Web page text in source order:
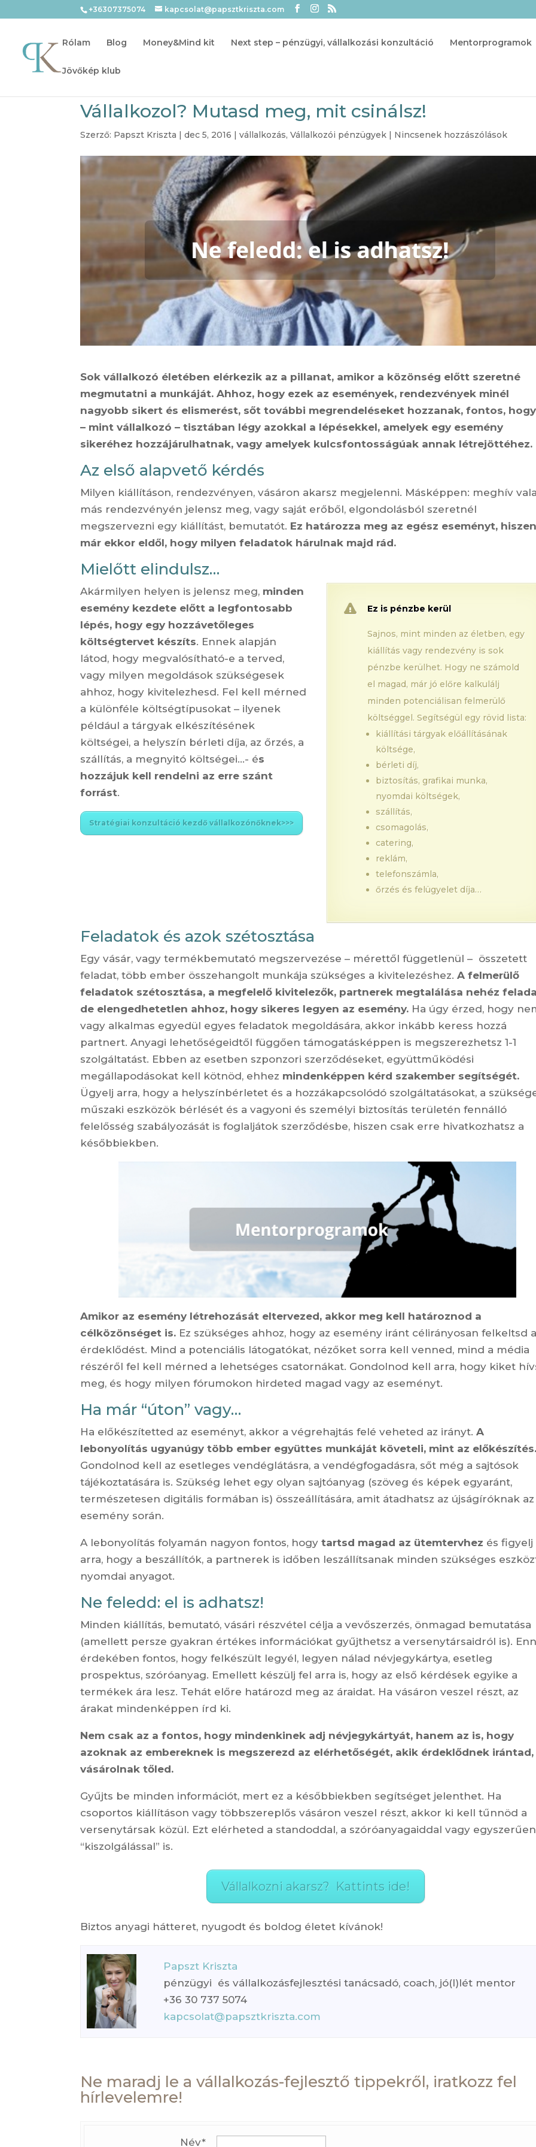
+36307375074 kapcsolat@papsztkriszta.com
Rólam Blog Money&Mind kit Next step – pénzügyi, vállalkozási konzultáció Mentorprogramok
Jövőkép klub
Vállalkozol? Mutasd meg, mit csinálsz!
Szerző: Papszt Kriszta |dec 5, 2016 |vállalkozás,Vállalkozói pénzügyek | Nincsenek hozzászólások
Sok vállalkozó életében elérkezik az a pillanat, amikor a közönség előtt szeretné
megmutatni a munkáját. Ahhoz, hogy ezek az események, rendezvények minél
nagyobb sikert és elismerést, sőt további megrendeléseket hozzanak, fontos,
– mint vállalkozó – tisztában légy azokkal a lépésekkel, amelyek egy esemény
sikeréhez hozzájárulhatnak, vagy amelyek kulcsfontosságúak annak létrejöttéhez.
Az első alapvető kérdés
Milyen kiállításon, rendezvényen, vásáron akarsz megjelenni. Másképpen: meghív
más rendezvényén jelensz meg, vagy saját erőből, elgondolásból szeretnél
megszervezni egy kiállítást, bemutatót. Ez határozza meg az egész eseményt,
már ekkor eldől, hogy milyen feladatok hárulnak majd rád.
Mielőtt elindulsz…
Akármilyen helyen is jelensz meg, minden
esemény kezdete előtt a legfontosabb
lépés, hogy egy hozzávetőleges
költségtervet készíts. Ennek alapján
látod, hogy megvalósítható-e a terved,
vagy milyen megoldások szükségesek
ahhoz, hogy kivitelezhesd. Fel kell mérned
a különféle költségtípusokat – ilyenek
például a tárgyak elkészítésének
költségei, a helyszín bérleti díja, az őrzés, a
szállítás, a megnyitó költségei…- és
hozzájuk kell rendelni az erre szánt
forrást.
Stratégiai konzultáció kezdő vállalkozónőknek>>>
Ez is pénzbe kerül
Sajnos, mint minden az életben, egy
kiállítás vagy rendezvény is sok
pénzbe kerülhet. Hogy ne számold
el magad, már jó előre kalkulálj
minden potenciálisan felmerülő
költséggel. Segítségül egy rövid lista:
kiállítási tárgyak előállításának
költsége,
bérleti díj,
biztosítás, grafikai munka,
nyomdai költségek,
szállítás,
csomagolás,
catering,
reklám,
telefonszámla,
őrzés és felügyelet díja…
Feladatok és azok szétosztása
Egy vásár, vagy termékbemutató megszervezése – mérettől függetlenül – összetett
feladat, több ember összehangolt munkája szükséges a kivitelezéshez. A felmerülő
feladatok szétosztása, a megfelelő kivitelezők, partnerek megtalálása nehéz
de elengedhetetlen ahhoz, hogy sikeres legyen az esemény. Ha úgy érzed, hogy
vagy alkalmas egyedül egyes feladatok megoldására, akkor inkább keress hozzá
partnert. Anyagi lehetőségeidtől függően támogatásképpen is megszerezhetsz 1-1
szolgáltatást. Ebben az esetben szponzori szerződéseket, együttműködési
megállapodásokat kell kötnöd, ehhez mindenképpen kérd szakember segítségét.
Ügyelj arra, hogy a helyszínbérletet és a hozzákapcsolódó szolgáltatásokat, a
műszaki eszközök bérlését és a vagyoni és személyi biztosítás területén fennálló
felelősség szabályozását is foglaljátok szerződésbe, hiszen csak erre hivatkozhatsz a
későbbiekben.
Amikor az esemény létrehozását eltervezed, akkor meg kell határoznod a
célközönséget is. Ez szükséges ahhoz, hogy az esemény iránt célirányosan felkeltsd
érdeklődést. Mind a potenciális látogatókat, nézőket sorra kell venned, mind a média
részéről fel kell mérned a lehetséges csatornákat. Gondolnod kell arra, hogy kiket
meg, és hogy milyen fórumokon hirdeted magad vagy az eseményt.
Ha már “úton” vagy…
Ha előkészítetted az eseményt, akkor a végrehajtás felé veheted az irányt. A
lebonyolítás ugyanúgy több ember együttes munkáját követeli, mint az
Gondolnod kell az esetleges vendéglátásra, a vendégfogadásra, sőt még a sajtósok
tájékoztatására is. Szükség lehet egy olyan sajtóanyag (szöveg és képek egyaránt,
természetesen digitális formában is) összeállítására, amit átadhatsz az újságíróknak az
esemény során.
A lebonyolítás folyamán nagyon fontos, hogytartsd magad az ütemtervhez és figyelj
arra, hogy a beszállítók, a partnerek is időben leszállítsanak minden szükséges
nyomdai anyagot.
Ne feledd: el is adhatsz!
Minden kiállítás, bemutató, vásári részvétel célja a vevőszerzés, önmagad bemutatása
(amellett persze gyakran értékes információkat gyűjthetsz a versenytársaidról is).
érdekében fontos, hogy felkészült legyél, legyen nálad névjegykártya, esetleg
prospektus, szóróanyag. Emellett készülj fel arra is, hogy az első kérdések egyike a
termékek ára lesz. Tehát előre határozd meg az áraidat. Ha vásáron veszel részt, az
árakat mindenképpen írd ki.
Nem csak az a fontos, hogy mindenkinek adj névjegykártyát, hanem az is, hogy
azoknak az embereknek is megszerezd az elérhetőségét, akik érdeklődnek irántad,
vásárolnak tőled.
Gyűjts be minden információt, mert ez a későbbiekben segítséget jelenthet. Ha
csoportos kiállításon vagy többszereplős vásáron veszel részt, akkor ki kell tűnnöd a
versenytársak közül. Ezt elérheted a standoddal, a szóróanyagaiddal vagy
“kiszolgálással” is.
Vállalkozni akarsz? Kattints ide!
Biztos anyagi hátteret, nyugodt és boldog életet kívánok!
Papszt Kriszta
pénzügyi és vállalkozásfejlesztési tanácsadó, coach, jó(l)lét mentor
+36 30 737 5074
kapcsolat@papsztkriszta.com
Ne maradj le a vállalkozás-fejlesztő tippekről, iratkozz fel
hírlevelemre!
Név*